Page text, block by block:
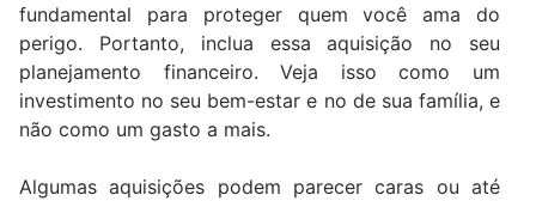
fundamental para proteger quem você ama do
perigo. Portanto, inclua essa aquisição no seu
planejamento financeiro. Veja isso como um
investimento no seu bem-estar e no de sua família, e
não como um gasto a mais.
Algumas aquisições podem parecer caras ou até